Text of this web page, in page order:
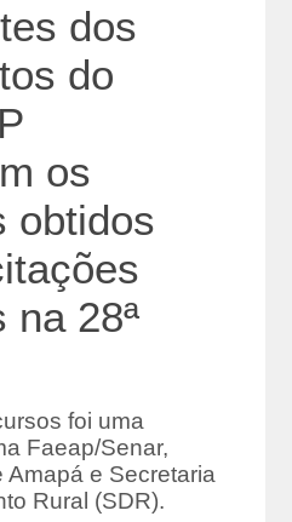
dos
do
os
obtidos
na 28ª
foi uma
Faeap/Senar,
Amapá e Secretaria
Rural (SDR).